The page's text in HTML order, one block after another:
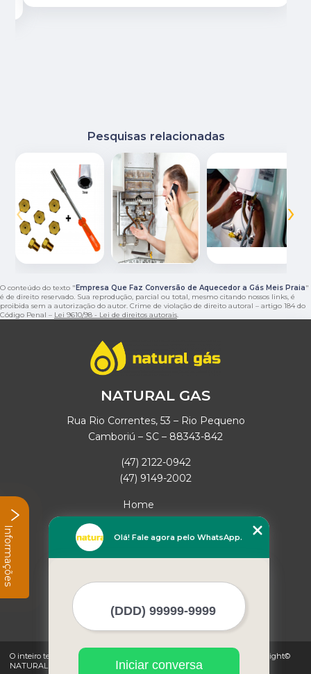
Pesquisas relacionadas
‹ ›
O conteúdo do texto "Empresa Que Faz Conversão de Aquecedor a Gás Meis Praia"
é de direito reservado. Sua reprodução, parcial ou total, mesmo citando nossos links, é
proibida sem a autorização do autor. Crime de violação de direito autoral – artigo 184 do
Código Penal – Lei 9610/98 - Lei de direitos autorais.
NATURAL GAS
Rua Rio Correntes, 53 – Rio Pequeno
Camboriú – SC – 88343-842
(47) 2122-0942
(47) 9149-2002
Home
Empresa
Missão
Mapa do site
O inteiro teor deste site está sujeito à proteção de direitos autorais. Copyright©
NATURAL GAS (Lei 9610 de 19/02/1998)
Olá! Fale agora pelo WhatsApp.
Iniciar conversa
Informações